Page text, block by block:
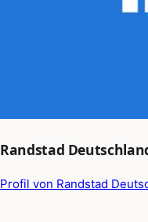
Randstad
Profil von Randstad